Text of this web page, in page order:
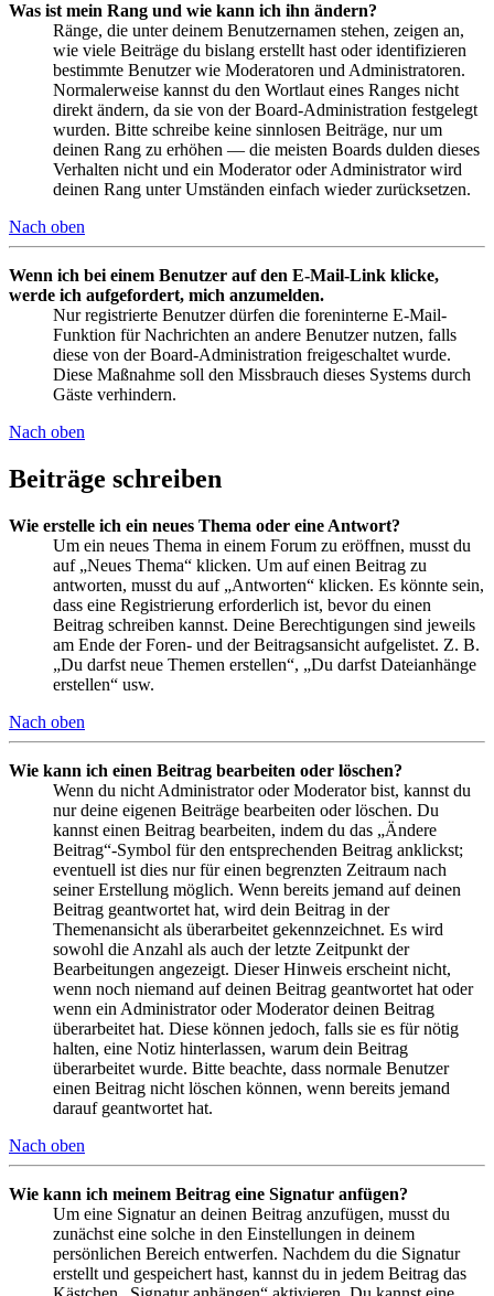
Was ist mein Rang und wie kann ich ihn ändern?
Ränge, die unter deinem Benutzernamen stehen, zeigen an,
wie viele Beiträge du bislang erstellt hast oder identifizieren
bestimmte Benutzer wie Moderatoren und Administratoren.
Normalerweise kannst du den Wortlaut eines Ranges nicht
direkt ändern, da sie von der Board-Administration festgelegt
wurden. Bitte schreibe keine sinnlosen Beiträge, nur um
deinen Rang zu erhöhen — die meisten Boards dulden dieses
Verhalten nicht und ein Moderator oder Administrator wird
deinen Rang unter Umständen einfach wieder zurücksetzen.
Nach oben
Wenn ich bei einem Benutzer auf den E-Mail-Link klicke,
werde ich aufgefordert, mich anzumelden.
Nur registrierte Benutzer dürfen die foreninterne E-Mail-
Funktion für Nachrichten an andere Benutzer nutzen, falls
diese von der Board-Administration freigeschaltet wurde.
Diese Maßnahme soll den Missbrauch dieses Systems durch
Gäste verhindern.
Nach oben
Beiträge schreiben
Wie erstelle ich ein neues Thema oder eine Antwort?
Um ein neues Thema in einem Forum zu eröffnen, musst du
auf „Neues Thema“ klicken. Um auf einen Beitrag zu
antworten, musst du auf „Antworten“ klicken. Es könnte sein,
dass eine Registrierung erforderlich ist, bevor du einen
Beitrag schreiben kannst. Deine Berechtigungen sind jeweils
am Ende der Foren- und der Beitragsansicht aufgelistet. Z. B.
„Du darfst neue Themen erstellen“, „Du darfst Dateianhänge
erstellen“ usw.
Nach oben
Wie kann ich einen Beitrag bearbeiten oder löschen?
Wenn du nicht Administrator oder Moderator bist, kannst du
nur deine eigenen Beiträge bearbeiten oder löschen. Du
kannst einen Beitrag bearbeiten, indem du das „Ändere
Beitrag“-Symbol für den entsprechenden Beitrag anklickst;
eventuell ist dies nur für einen begrenzten Zeitraum nach
seiner Erstellung möglich. Wenn bereits jemand auf deinen
Beitrag geantwortet hat, wird dein Beitrag in der
Themenansicht als überarbeitet gekennzeichnet. Es wird
sowohl die Anzahl als auch der letzte Zeitpunkt der
Bearbeitungen angezeigt. Dieser Hinweis erscheint nicht,
wenn noch niemand auf deinen Beitrag geantwortet hat oder
wenn ein Administrator oder Moderator deinen Beitrag
überarbeitet hat. Diese können jedoch, falls sie es für nötig
halten, eine Notiz hinterlassen, warum dein Beitrag
überarbeitet wurde. Bitte beachte, dass normale Benutzer
einen Beitrag nicht löschen können, wenn bereits jemand
darauf geantwortet hat.
Nach oben
Wie kann ich meinem Beitrag eine Signatur anfügen?
Um eine Signatur an deinen Beitrag anzufügen, musst du
zunächst eine solche in den Einstellungen in deinem
persönlichen Bereich entwerfen. Nachdem du die Signatur
erstellt und gespeichert hast, kannst du in jedem Beitrag das